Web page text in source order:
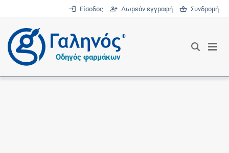
Είσοδος Δωρεάν εγγραφή Συνδρομή
®
Οδηγός φαρμάκων